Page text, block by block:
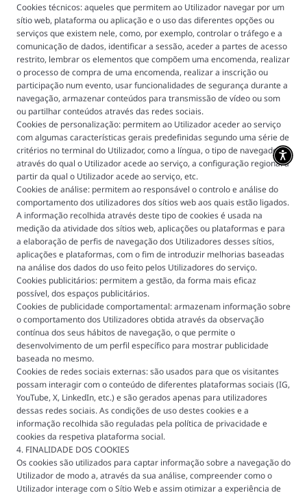
Cookies técnicos: aqueles que permitem ao Utilizador navegar por um
sítio web, plataforma ou aplicação e o uso das diferentes opções ou
serviços que existem nele, como, por exemplo, controlar o tráfego e a
comunicação de dados, identificar a sessão, aceder a partes de acesso
restrito, lembrar os elementos que compõem uma encomenda, realizar
o processo de compra de uma encomenda, realizar a inscrição ou
participação num evento, usar funcionalidades de segurança durante a
navegação, armazenar conteúdos para transmissão de vídeo ou som
ou partilhar conteúdos através das redes sociais.
Cookies de personalização: permitem ao Utilizador aceder ao serviço
com algumas características gerais predefinidas segundo uma série de
critérios no terminal do Utilizador, como a língua, o tipo de navegador
através do qual o Utilizador acede ao serviço, a configuração regional a
partir da qual o Utilizador acede ao serviço, etc.
Cookies de análise: permitem ao responsável o controlo e análise do
comportamento dos utilizadores dos sítios web aos quais estão ligados.
A informação recolhida através deste tipo de cookies é usada na
medição da atividade dos sítios web, aplicações ou plataformas e para
a elaboração de perfis de navegação dos Utilizadores desses sítios,
aplicações e plataformas, com o fim de introduzir melhorias baseadas
na análise dos dados do uso feito pelos Utilizadores do serviço.
Cookies publicitários: permitem a gestão, da forma mais eficaz
possível, dos espaços publicitários.
Cookies de publicidade comportamental: armazenam informação sobre
o comportamento dos Utilizadores obtida através da observação
contínua dos seus hábitos de navegação, o que permite o
desenvolvimento de um perfil específico para mostrar publicidade
baseada no mesmo.
Cookies de redes sociais externas: são usados para que os visitantes
possam interagir com o conteúdo de diferentes plataformas sociais (IG,
YouTube, X, LinkedIn, etc.) e são gerados apenas para utilizadores
dessas redes sociais. As condições de uso destes cookies e a
informação recolhida são reguladas pela política de privacidade e
cookies da respetiva plataforma social.
4. FINALIDADE DOS COOKIES
Os cookies são utilizados para captar informação sobre a navegação do
Utilizador de modo a, através da sua análise, compreender como o
Utilizador interage com o Sítio Web e assim otimizar a experiência de